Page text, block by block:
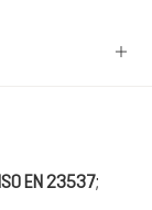
ISO EN 23537;